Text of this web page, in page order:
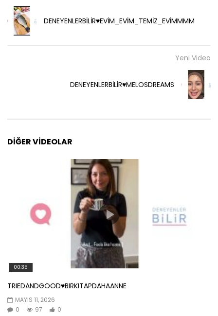
DENEYENLERBİLİR♥️EVİM_EVİM_TEMİZ_EVİMMMM
Yeni Video
DENEYENLERBİLİR♥️MELOSDREAMS
DIĞER VIDEOLAR
00:35
TRIEDANDGOOD♥️BIRKITAPDAHAANNE
MAYIS 11, 2026
0
97 0